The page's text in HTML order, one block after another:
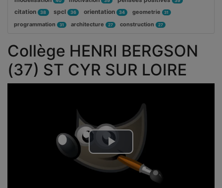
Collège HENRI BERGSON
(37) ST CYR SUR LOIRE
Lire
la
citation 38 spcl 36 orientation 34 geometrie 31
programmation 31 architecture 27 construction 27